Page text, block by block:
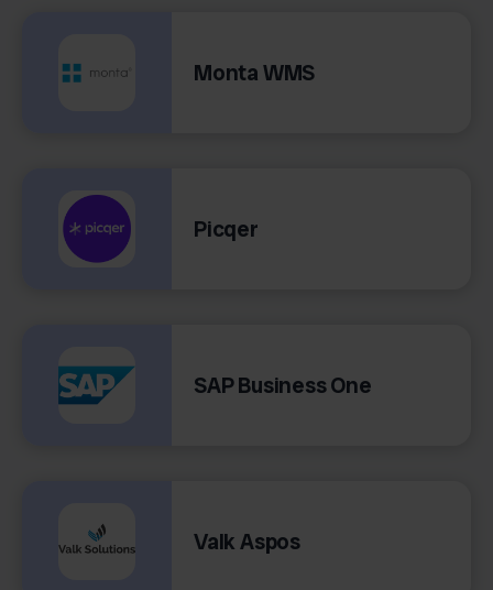
Monta WMS
Picqer
SAP Business One
Valk Aspos